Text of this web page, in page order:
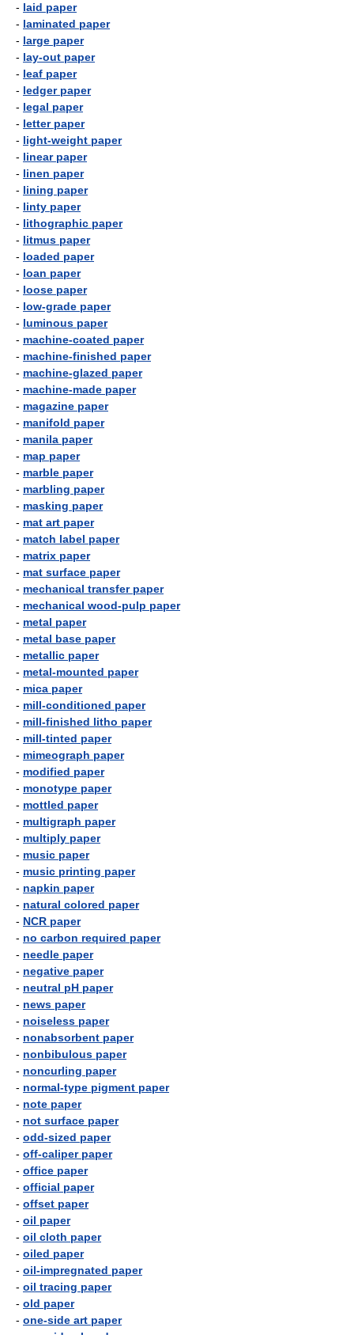
- laid paper
- laminated paper
- large paper
- lay-out paper
- leaf paper
- ledger paper
- legal paper
- letter paper
- light-weight paper
- linear paper
- linen paper
- lining paper
- linty paper
- lithographic paper
- litmus paper
- loaded paper
- loan paper
- loose paper
- low-grade paper
- luminous paper
- machine-coated paper
- machine-finished paper
- machine-glazed paper
- machine-made paper
- magazine paper
- manifold paper
- manila paper
- map paper
- marble paper
- marbling paper
- masking paper
- mat art paper
- match label paper
- matrix paper
- mat surface paper
- mechanical transfer paper
- mechanical wood-pulp paper
- metal paper
- metal base paper
- metallic paper
- metal-mounted paper
- mica paper
- mill-conditioned paper
- mill-finished litho paper
- mill-tinted paper
- mimeograph paper
- modified paper
- monotype paper
- mottled paper
- multigraph paper
- multiply paper
- music paper
- music printing paper
- napkin paper
- natural colored paper
- NCR paper
- no carbon required paper
- needle paper
- negative paper
- neutral pH paper
- news paper
- noiseless paper
- nonabsorbent paper
- nonbibulous paper
- noncurling paper
- normal-type pigment paper
- note paper
- not surface paper
- odd-sized paper
- off-caliper paper
- office paper
- official paper
- offset paper
- oil paper
- oil cloth paper
- oiled paper
- oil-impregnated paper
- oil tracing paper
- old paper
- one-side art paper